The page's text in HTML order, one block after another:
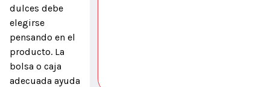
dulces debe
elegirse
pensando en el
producto. La
bolsa o caja
adecuada ayuda